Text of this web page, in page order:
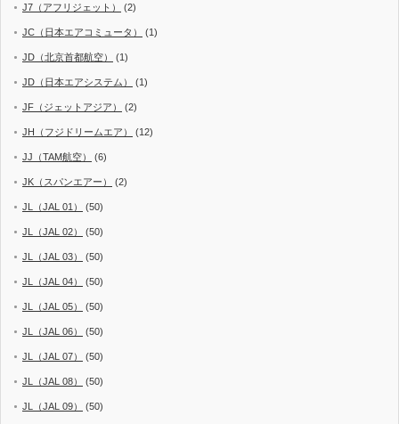
J7（アフリジェット） (2)
JC（日本エアコミュータ） (1)
JD（北京首都航空） (1)
JD（日本エアシステム） (1)
JF（ジェットアジア） (2)
JH（フジドリームエア） (12)
JJ（TAM航空） (6)
JK（スパンエアー） (2)
JL（JAL 01） (50)
JL（JAL 02） (50)
JL（JAL 03） (50)
JL（JAL 04） (50)
JL（JAL 05） (50)
JL（JAL 06） (50)
JL（JAL 07） (50)
JL（JAL 08） (50)
JL（JAL 09） (50)